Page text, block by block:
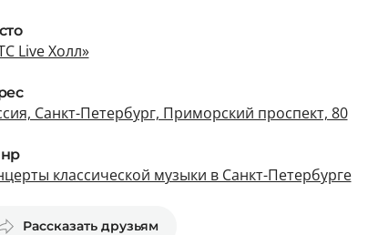
Live Холл»
Санкт-Петербург, Приморский проспект, 80
классической музыки в Санкт-Петербурге
Рассказать друзьям